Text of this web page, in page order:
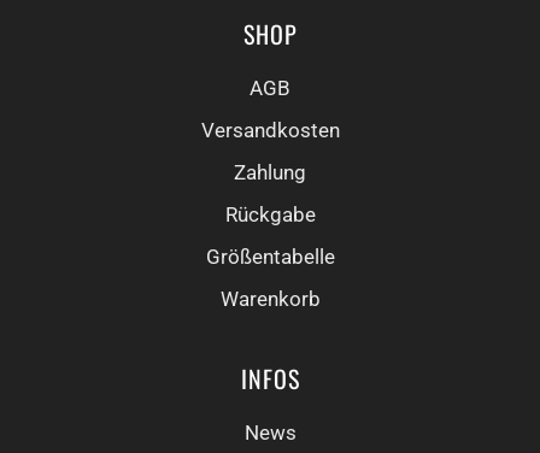
SHOP
AGB
Versandkosten
Zahlung
Rückgabe
Größentabelle
Warenkorb
INFOS
News